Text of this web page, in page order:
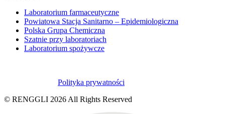
Laboratorium farmaceutyczne
Powiatowa Stacja Sanitarno – Epidemiologiczna
Polska Grupa Chemiczna
Szatnie przy laboratoriach
Laboratorium spożywcze
Polityka prywatności
© RENGGLI 2026 All Rights Reserved